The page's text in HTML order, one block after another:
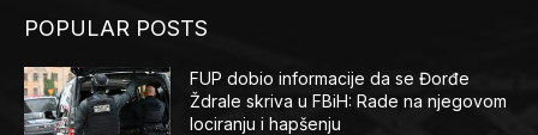
POPULAR POSTS
FUP dobio informacije da se Đorđe
Ždrale skriva u FBiH: Rade na njegovom
lociranju i hapšenju